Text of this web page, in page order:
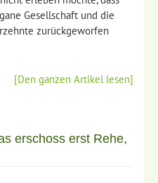
Gesellschaft und die
zurückgeworfen
[Den ganzen Artikel lesen]
erschoss erst Rehe,